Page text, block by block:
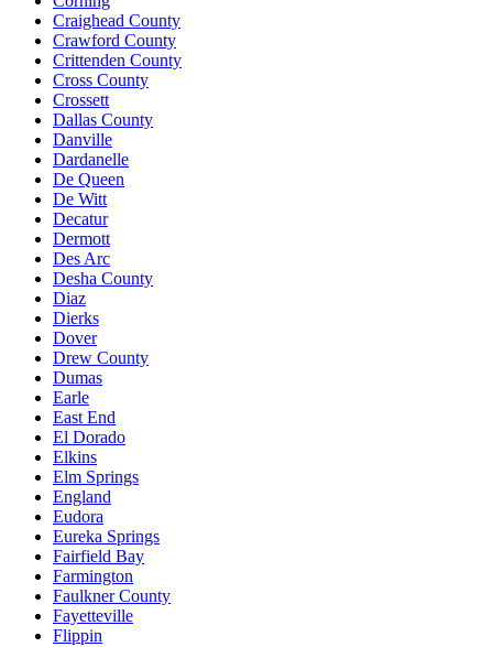
Craighead County
Crawford County
Crittenden County
Cross County
Crossett
Dallas County
Danville
Dardanelle
De Queen
De Witt
Decatur
Dermott
Des Arc
Desha County
Diaz
Dierks
Dover
Drew County
Dumas
Earle
East End
El Dorado
Elkins
Elm Springs
England
Eudora
Eureka Springs
Fairfield Bay
Farmington
Faulkner County
Fayetteville
Flippin